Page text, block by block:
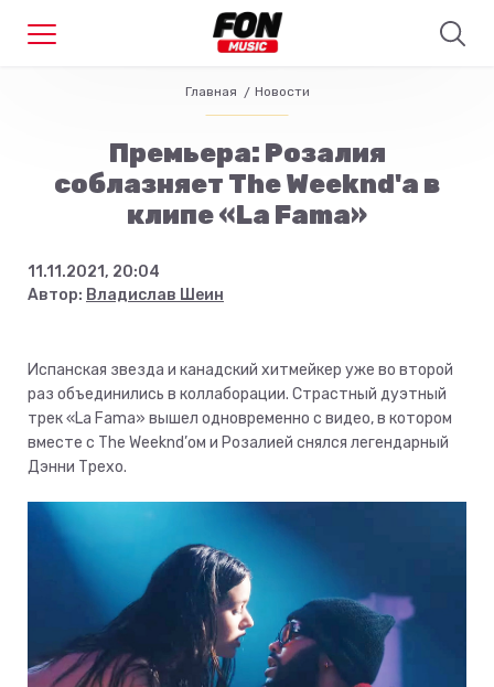
Главная Новости
Премьера: Розалия
соблазняет The Weeknd'а в
клипе «La Fama»
11.11.2021, 20:04
Автор: Владислав Шеин
Испанская звезда и канадский хитмейкер уже во второй
раз объединились в коллаборации. Страстный дуэтный
трек «La Fama» вышел одновременно с видео, в котором
вместе с The Weeknd’ом и Розалией снялся легендарный
Дэнни Трехо.